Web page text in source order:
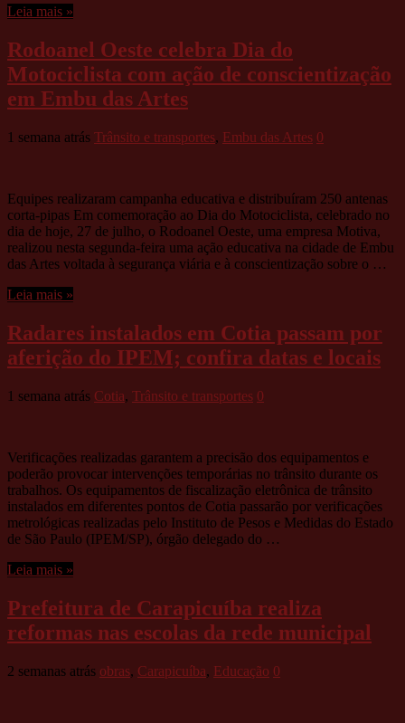
Leia mais »
Rodoanel Oeste celebra Dia do
Motociclista com ação de conscientização
em Embu das Artes
1 semana atrás Trânsito e transportes, Embu das Artes 0
Equipes realizaram campanha educativa e distribuíram 250 antenas
corta-pipas Em comemoração ao Dia do Motociclista, celebrado no
dia de hoje, 27 de julho, o Rodoanel Oeste, uma empresa Motiva,
realizou nesta segunda-feira uma ação educativa na cidade de Embu
das Artes voltada à segurança viária e à conscientização sobre o …
Leia mais »
Radares instalados em Cotia passam por
aferição do IPEM; confira datas e locais
1 semana atrás Cotia, Trânsito e transportes 0
Verificações realizadas garantem a precisão dos equipamentos e
poderão provocar intervenções temporárias no trânsito durante os
trabalhos. Os equipamentos de fiscalização eletrônica de trânsito
instalados em diferentes pontos de Cotia passarão por verificações
metrológicas realizadas pelo Instituto de Pesos e Medidas do Estado
de São Paulo (IPEM/SP), órgão delegado do …
Leia mais »
Prefeitura de Carapicuíba realiza
reformas nas escolas da rede municipal
2 semanas atrás obras, Carapicuíba, Educação 0